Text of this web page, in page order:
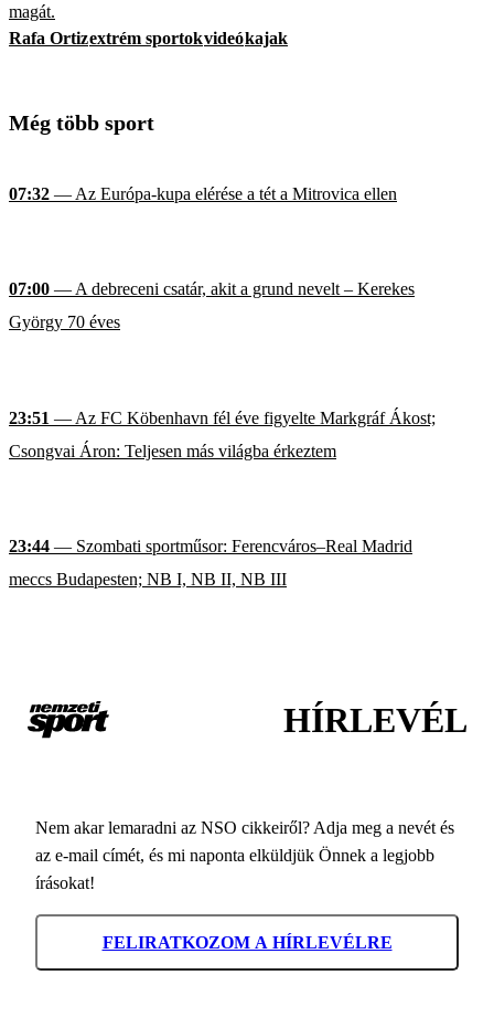
magát.
Rafa Ortizextrém sportokvideókajak
Még több sport
07:32 — Az Európa-kupa elérése a tét a Mitrovica ellen
07:00 — A debreceni csatár, akit a grund nevelt – Kerekes
György 70 éves
23:51 — Az FC Köbenhavn fél éve figyelte Markgráf Ákost;
Csongvai Áron: Teljesen más világba érkeztem
23:44 — Szombati sportműsor: Ferencváros–Real Madrid
meccs Budapesten; NB I, NB II, NB III
HÍRLEVÉL
Nem akar lemaradni az NSO cikkeiről? Adja meg a nevét és
az e-mail címét, és mi naponta elküldjük Önnek a legjobb
írásokat!
FELIRATKOZOM A HÍRLEVÉLRE